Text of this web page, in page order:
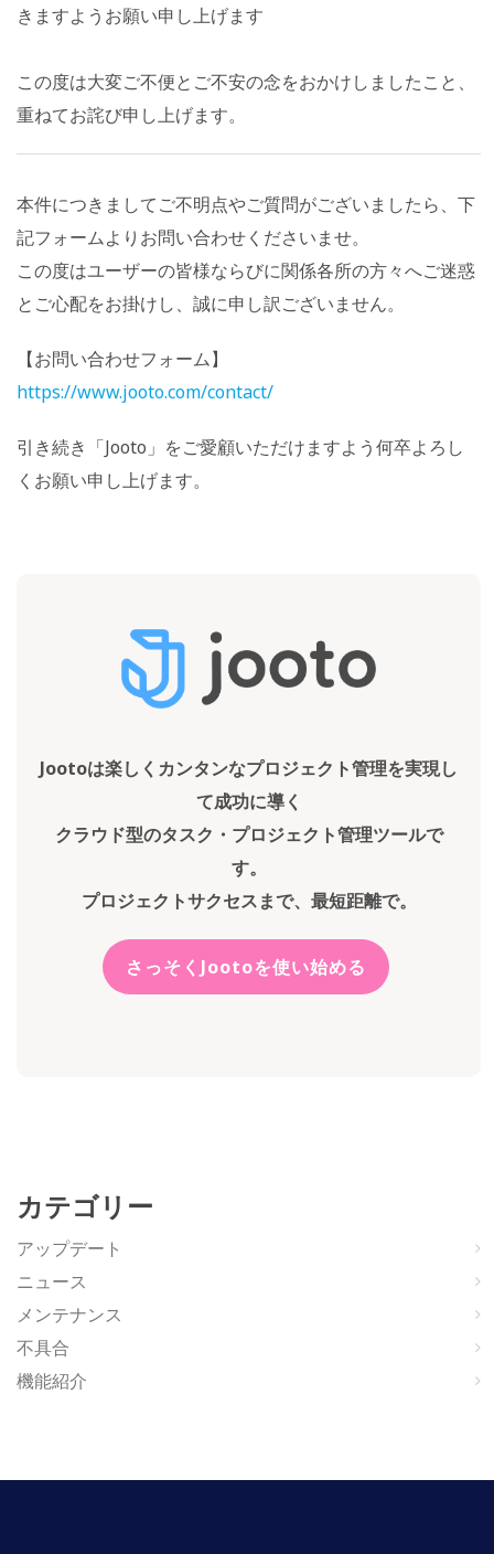
きますようお願い申し上げます
この度は大変ご不便とご不安の念をおかけしましたこと、
重ねてお詫び申し上げます。
本件につきましてご不明点やご質問がございましたら、下
記フォームよりお問い合わせくださいませ。
この度はユーザーの皆様ならびに関係各所の方々へご迷惑
とご心配をお掛けし、誠に申し訳ございません。
【お問い合わせフォーム】
https://www.jooto.com/contact/
引き続き「Jooto」をご愛顧いただけますよう何卒よろし
くお願い申し上げます。
Jootoは楽しくカンタンなプロジェクト管理を実現し
て成功に導く
クラウド型のタスク・プロジェクト管理ツールで
す。
プロジェクトサクセスまで、最短距離で。
さっそくJootoを使い始める
カテゴリー
アップデート
ニュース
メンテナンス
不具合
機能紹介